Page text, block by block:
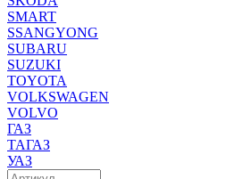
SMART
SSANGYONG
SUBARU
SUZUKI
TOYOTA
VOLKSWAGEN
VOLVO
ГАЗ
ТАГАЗ
УАЗ